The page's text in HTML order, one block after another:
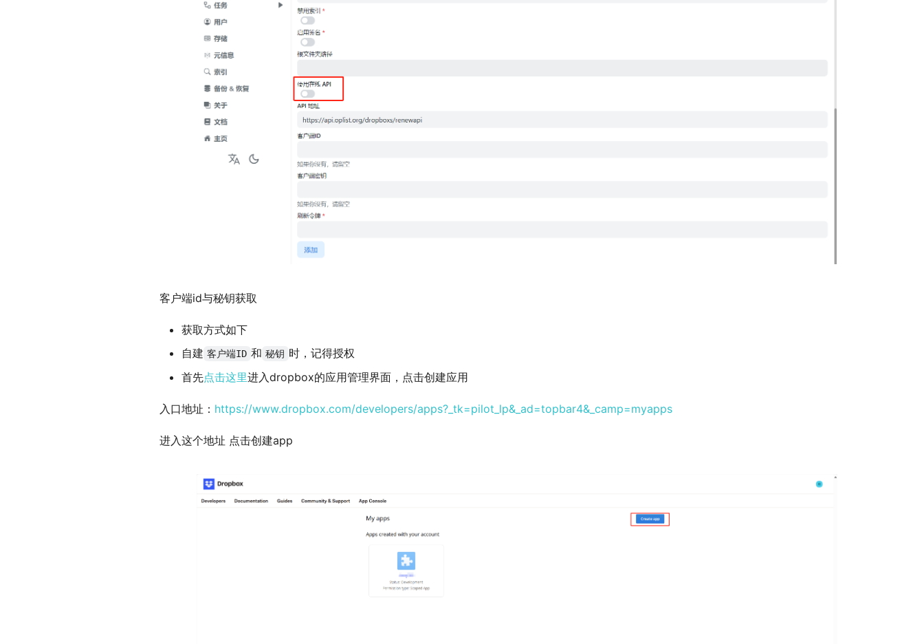
客户端id与秘钥获取
获取方式如下
自建 客户端ID 和 秘钥 时，记得授权
首先点击这里进入dropbox的应用管理界面，点击创建应用
入口地址： https://www.dropbox.com/developers/apps?_tk=pilot_lp&_ad=topbar4&_camp=myapps
进入这个地址 点击创建app